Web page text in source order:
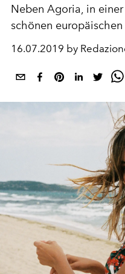
Neben Agoria, in
schönen
16.07.2019 by